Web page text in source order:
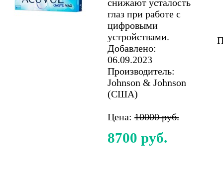
снижают усталость
глаз при работе с
цифровыми
устройствами.
Добавлено:
06.09.2023
Производитель:
Johnson & Johnson
(США)
Цена: 10000 руб.
8700 руб.